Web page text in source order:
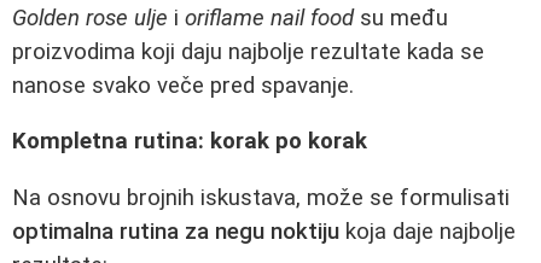
Golden rose ulje i oriflame nail foodsu među
proizvodima koji daju najbolje rezultate kada se
nanose svako veče pred spavanje.
Kompletna rutina: korak po korak
Na osnovu brojnih iskustava, može se formulisati
optimalna rutina za negu noktiju koja daje najbolje